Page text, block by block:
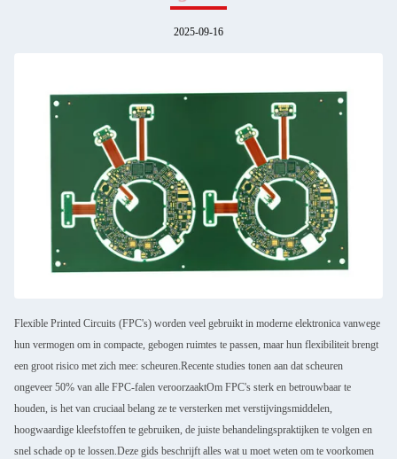
2025-09-16
Flexible Printed Circuits (FPC's) worden veel gebruikt in moderne elektronica vanwege
hun vermogen om in compacte, gebogen ruimtes te passen, maar hun flexibiliteit brengt
een groot risico met zich mee: scheuren.Recente studies tonen aan dat scheuren
ongeveer 50% van alle FPC-falen veroorzaaktOm FPC's sterk en betrouwbaar te
houden, is het van cruciaal belang ze te versterken met verstijvingsmiddelen,
hoogwaardige kleefstoffen te gebruiken, de juiste behandelingspraktijken te volgen en
snel schade op te lossen.Deze gids beschrijft alles wat u moet weten om te voorkomen